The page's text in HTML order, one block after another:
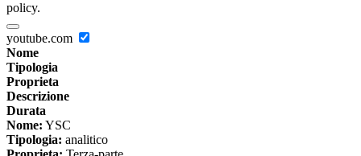
policy.
youtube.com
Nome
Tipologia
Proprieta
Descrizione
Durata
Nome: YSC
Tipologia: analitico